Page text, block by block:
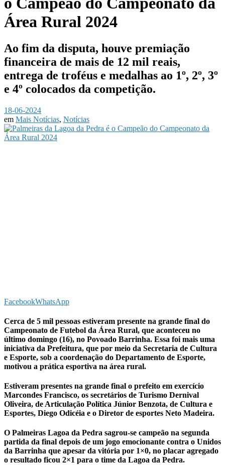
Área Rural 2024
Ao fim da disputa, houve premiação
financeira de mais de 12 mil reais,
entrega de troféus e medalhas ao 1º, 2º, 3º
e 4º colocados da competição.
18-06-2024
em Mais Notícias, Notícias
FacebookWhatsApp
Cerca de 5 mil pessoas estiveram presente na grande final do
Campeonato de Futebol da Área Rural, que aconteceu no
último domingo (16), no Povoado Barrinha. Essa foi mais uma
iniciativa da Prefeitura, que por meio da Secretaria de Cultura
e Esporte, sob a coordenação do Departamento de Esporte,
motivou a prática esportiva na área rural.
Estiveram presentes na grande final o prefeito em exercício
Marcondes Francisco, os secretários de Turismo Dernival
Oliveira, de Articulação Política Júnior Benzota, de Cultura e
Esportes, Diego Odicéia e o Diretor de esportes Neto Madeira.
O Palmeiras Lagoa da Pedra sagrou-se campeão na segunda
partida da final depois de um jogo emocionante contra o Unidos
da Barrinha que apesar da vitória por 1×0, no placar agregado
o resultado ficou 2×1 para o time da Lagoa da Pedra.